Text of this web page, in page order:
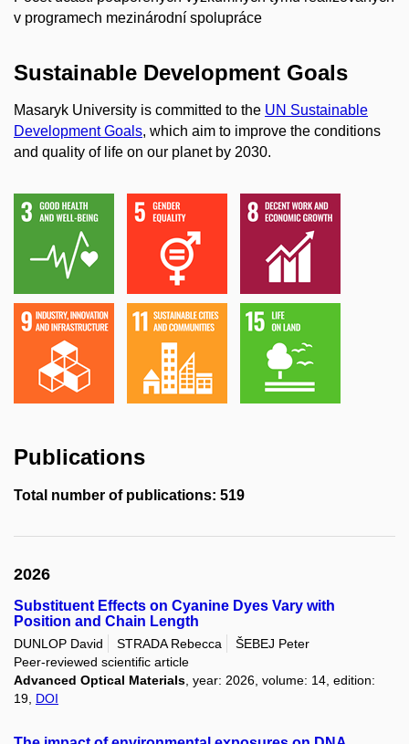
v programech mezinárodní spolupráce
Sustainable Development Goals
Masaryk University is committed to the UN Sustainable
Development Goals, which aim to improve the conditions
and quality of life on our planet by 2030.
Publications
Total number of publications: 519
2026
Substituent Effects on Cyanine Dyes Vary with
Position and Chain Length
DUNLOP David STRADA Rebecca
ŠEBEJ Peter
Peer-reviewed scientific article
Advanced Optical Materials , year: 2026, volume: 14, edition:
19, DOI